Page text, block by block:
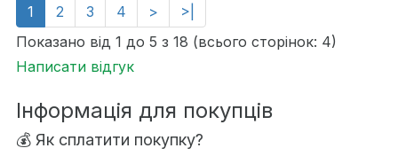
1 2 3 4 >
>|
Показано від 1 до 5 з 18 (всього сторінок: 4)
Написати відгук
Інформація для покупців
💰 Як сплатити покупку?